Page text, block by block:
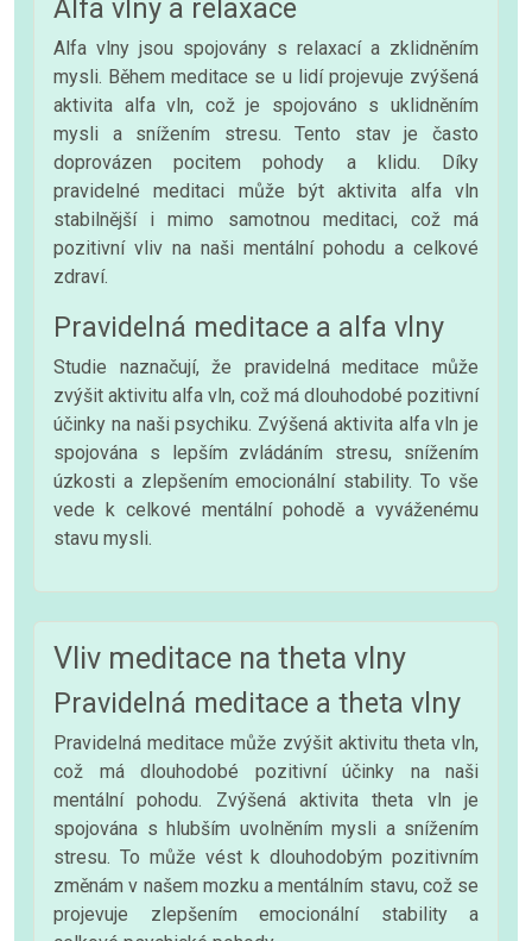
Alfa vlny a relaxace
Alfa vlny jsou spojovány s relaxací a zklidněním
mysli. Během meditace se u lidí projevuje zvýšená
aktivita alfa vln, což je spojováno s uklidněním
mysli a snížením stresu. Tento stav je často
doprovázen pocitem pohody a klidu. Díky
pravidelné meditaci může být aktivita alfa vln
stabilnější i mimo samotnou meditaci, což má
pozitivní vliv na naši mentální pohodu a celkové
zdraví.
Pravidelná meditace a alfa vlny
Studie naznačují, že pravidelná meditace může
zvýšit aktivitu alfa vln, což má dlouhodobé pozitivní
účinky na naši psychiku. Zvýšená aktivita alfa vln je
spojována s lepším zvládáním stresu, snížením
úzkosti a zlepšením emocionální stability. To vše
vede k celkové mentální pohodě a vyváženému
stavu mysli.
Vliv meditace na theta vlny
Pravidelná meditace a theta vlny
Pravidelná meditace může zvýšit aktivitu theta vln,
což má dlouhodobé pozitivní účinky na naši
mentální pohodu. Zvýšená aktivita theta vln je
spojována s hlubším uvolněním mysli a snížením
stresu. To může vést k dlouhodobým pozitivním
změnám v našem mozku a mentálním stavu, což se
projevuje zlepšením emocionální stability a